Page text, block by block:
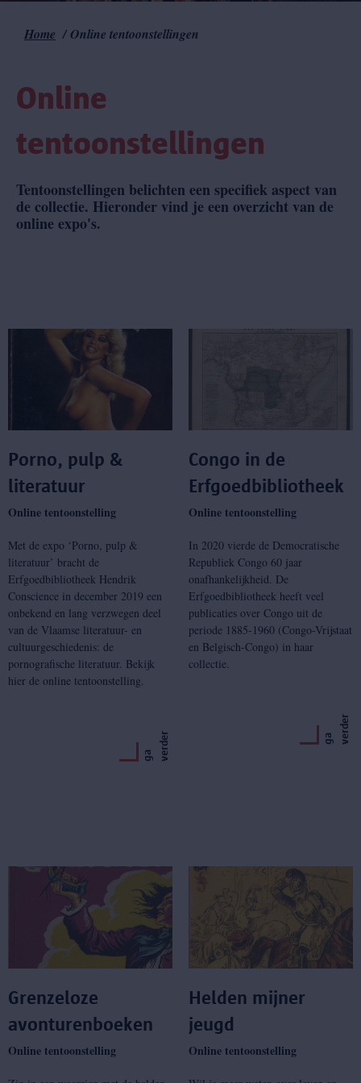
Kruimelpad
Home Online tentoonstellingen
Online
tentoonstellingen
Tentoonstellingen belichten een specifiek aspect van
de collectie. Hieronder vind je een overzicht van de
online expo's.
Porno, pulp &
literatuur
Online tentoonstelling
Met de expo ‘Porno, pulp &
literatuur’ bracht de
Erfgoedbibliotheek Hendrik
Conscience in december 2019 een
onbekend en lang verzwegen deel
van de Vlaamse literatuur- en
cultuurgeschiedenis: de
pornografische literatuur. Bekijk
hier de online tentoonstelling.
g
a
v
e
r
d
e r
Congo in de
Erfgoedbibliotheek
Online tentoonstelling
In 2020 vierde de Democratische
Republiek Congo 60 jaar
onafhankelijkheid. De
Erfgoedbibliotheek heeft veel
publicaties over Congo uit de
periode 1885-1960 (Congo-Vrijstaat
en Belgisch-Congo) in haar
collectie.
g
a
v
e
r
d
e r
Grenzeloze
avonturenboeken
Online tentoonstelling
Helden mijner
jeugd
Online tentoonstelling